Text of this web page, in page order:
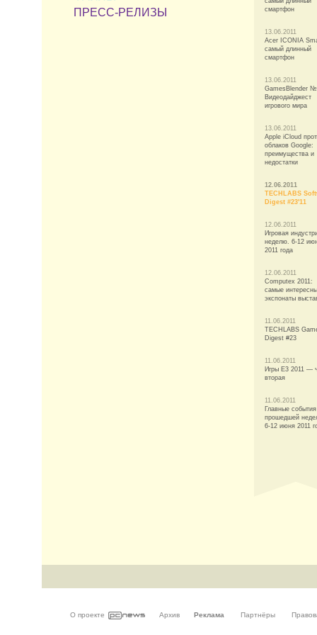
ПРЕСС-РЕЛИЗЫ
смартфон
13.06.2011
Acer ICONIA
самый длинный
смартфон
13.06.2011
GamesBlender
Видеодайджест
игрового мира
13.06.2011
Apple iCloud
облаков Google:
преимущества и
недостатки
12.06.2011
TECHLABS
Digest #23'11
12.06.2011
Игровая
неделю. 6-12
2011 года
12.06.2011
Computex 2011:
самые
экспонаты
11.06.2011
TECHLABS
Digest #23
11.06.2011
Игры E3 2011 —
вторая
11.06.2011
Главные события
прошедшей
6-12 июня 2011
О проекте Архив Реклама Партнёры